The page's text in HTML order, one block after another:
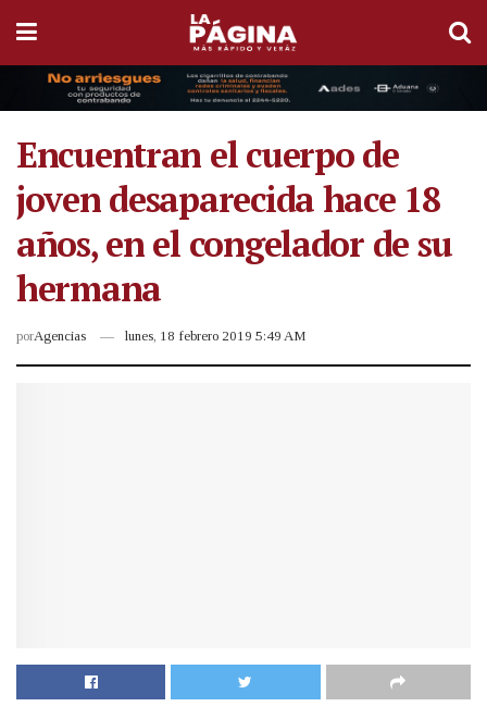
Encuentran el cuerpo de
joven desaparecida hace 18
años, en el congelador de su
hermana
porAgencias lunes, 18 febrero 2019 5:49 AM